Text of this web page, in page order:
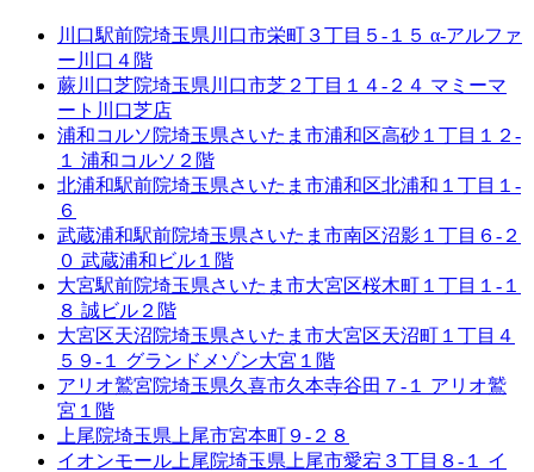
川口駅前院埼玉県川口市栄町３丁目５-１５ α-アルファ
ー川口４階
蕨川口芝院埼玉県川口市芝２丁目１４-２４ マミーマ
ート川口芝店
浦和コルソ院埼玉県さいたま市浦和区高砂１丁目１２-
１ 浦和コルソ２階
北浦和駅前院埼玉県さいたま市浦和区北浦和１丁目１-
６
武蔵浦和駅前院埼玉県さいたま市南区沼影１丁目６-２
０ 武蔵浦和ビル１階
大宮駅前院埼玉県さいたま市大宮区桜木町１丁目１-１
８ 誠ビル２階
大宮区天沼院埼玉県さいたま市大宮区天沼町１丁目４
５９-１ グランドメゾン大宮１階
アリオ鷲宮院埼玉県久喜市久本寺谷田７-１ アリオ鷲
宮１階
上尾院埼玉県上尾市宮本町９-２８
イオンモール上尾院埼玉県上尾市愛宕３丁目８-１ イ